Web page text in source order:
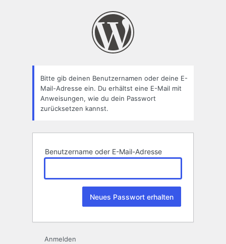
Bitte gib deinen Benutzernamen oder deine E-
Mail-Adresse ein. Du erhältst eine E-Mail mit
Anweisungen, wie du dein Passwort
zurücksetzen kannst.
Benutzername oder E-Mail-Adresse
Anmelden